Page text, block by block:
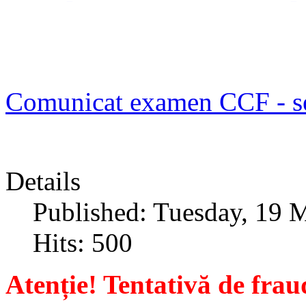
Comunicat examen CCF -
Details
Published: Tuesday, 19
Hits: 500
Atenție! Tentativă de